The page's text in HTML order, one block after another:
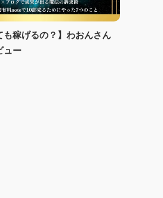
も稼げるの？】わおんさん
ュー